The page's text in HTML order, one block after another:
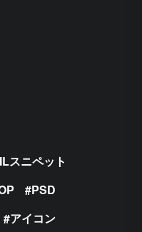
スニペット
PSD
アイコン